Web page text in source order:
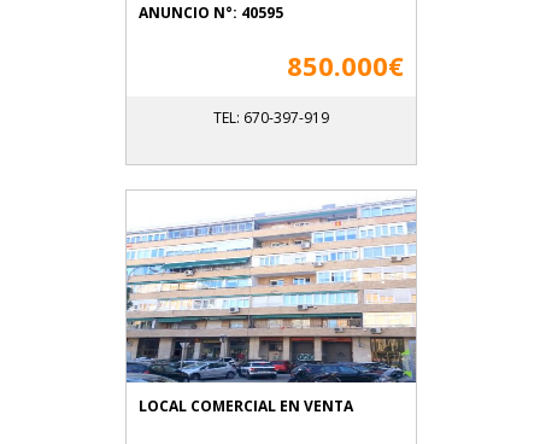
ANUNCIO N°: 40595
850.000€
TEL: 670-397-919
LOCAL COMERCIAL EN VENTA